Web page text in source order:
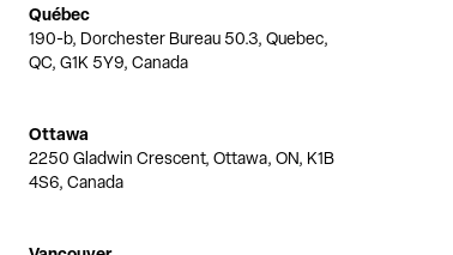
Québec
190-b, Dorchester Bureau 50.3, Quebec,
QC, G1K 5Y9, Canada
Ottawa
2250 Gladwin Crescent, Ottawa, ON, K1B
4S6, Canada